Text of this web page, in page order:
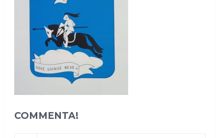
COMMENTA!